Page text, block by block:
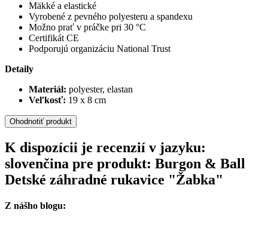
Mäkké a elastické
Vyrobené z pevného polyesteru a spandexu
Možno prať v práčke pri 30 °C
Certifikát CE
Podporujú organizáciu National Trust
Detaily
Materiál: polyester, elastan
Veľkosť: 19 x 8 cm
Ohodnotiť produkt
K dispozícii je recenzií v jazyku:
slovenčina pre produkt: Burgon & Ball
Detské záhradné rukavice "Žabka"
Z nášho blogu: